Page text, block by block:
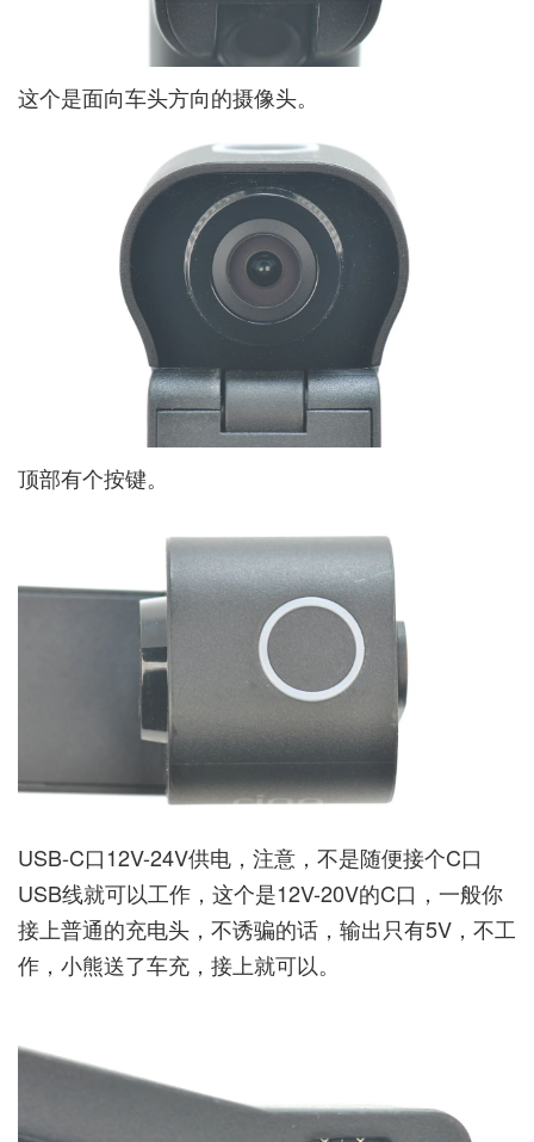
这个是面向车头方向的摄像头。
顶部有个按键。
USB-C口12V-24V供电，注意，不是随便接个C口
USB线就可以工作，这个是12V-20V的C口，一般你
接上普通的充电头，不诱骗的话，输出只有5V，不工
作，小熊送了车充，接上就可以。